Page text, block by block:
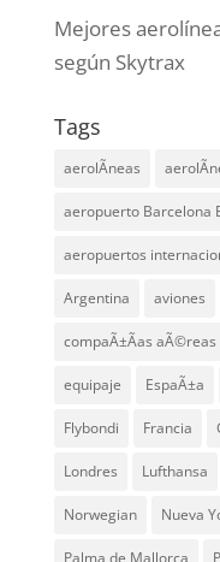
Mejores
según Skytrax
Tags
aerolÃ­neas
aeropuerto Barcelona
aeropuertos
Argentina aviones
compaÃ±Ã­as aÃ©reas
equipaje EspaÃ±a
Flybondi Francia
Londres Lufthansa
Norwegian Nueva
Palma de Mallorca